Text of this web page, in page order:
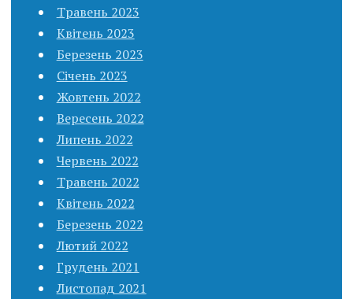
Травень 2023
Квітень 2023
Березень 2023
Січень 2023
Жовтень 2022
Вересень 2022
Липень 2022
Червень 2022
Травень 2022
Квітень 2022
Березень 2022
Лютий 2022
Грудень 2021
Листопад 2021